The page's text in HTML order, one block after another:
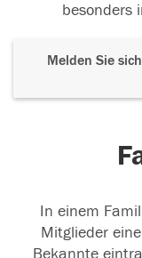
besonders
Melden Sie
In einem
Mitglieder
Bekannte